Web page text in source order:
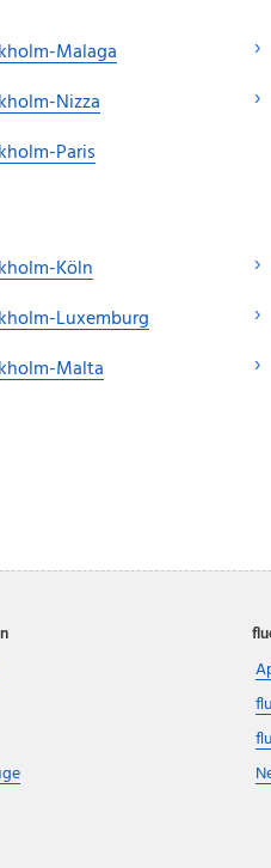
Malaga
Nizza
Paris
Köln
Luxemburg
Malta